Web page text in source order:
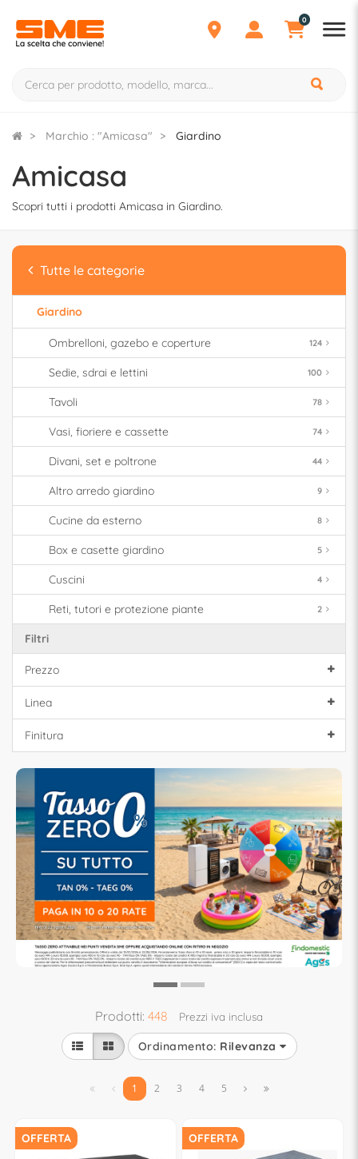
0
Marchio : "Amicasa" Giardino
Amicasa
Scopri tutti i prodotti Amicasa in Giardino.
Tutte le categorie
Giardino
124
Ombrelloni, gazebo e coperture
100
Sedie, sdrai e lettini
78
Tavoli
74
Vasi, fioriere e cassette
44
Divani, set e poltrone
9
Altro arredo giardino
8
Cucine da esterno
5
Box e casette giardino
4
Cuscini
2
Reti, tutori e protezione piante
Filtri
Prezzo
Linea
Finitura
Prodotti: 448 Prezzi iva inclusa
Ordinamento: Rilevanza
  1 2 3 4 5  
OFFERTA OFFERTA